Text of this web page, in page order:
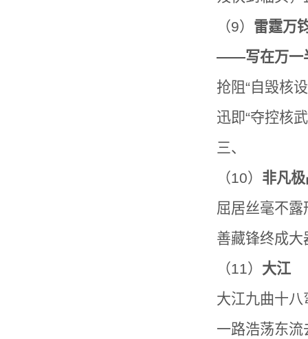
（9） 雷霆万
——写在万一
抢阻“自毁核
迅即“夺控核
三、
（10） 非凡
屈居丝毫不
善藏锋终成
（11） 大江
大江九曲十
一路浩荡东